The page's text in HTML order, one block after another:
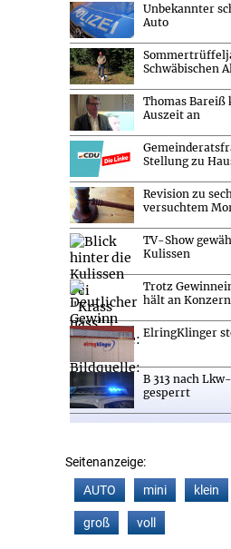
Unbekannter
Auto
Schwäbischen
Thomas Bareiß
Auszeit an
Stellung zu
Revision zu
versuchtem
TV-Show
Kulissen
Trotz
hält an
ElringKlinger
B 313 nach
gesperrt
Seitenanzeige:
AUTO
mini klein
groß voll